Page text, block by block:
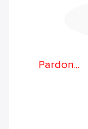
Pardon...